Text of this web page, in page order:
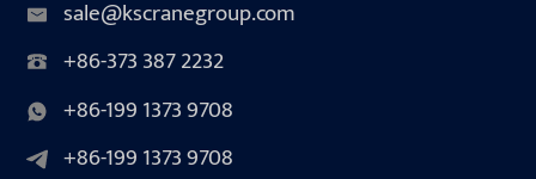
sale@kscranegroup.com
+86-373 387 2232
+86-199 1373 9708
+86-199 1373 9708